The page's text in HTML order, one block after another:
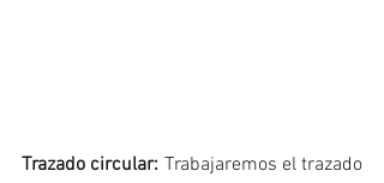
Trazado circular: Trabajaremos el trazado